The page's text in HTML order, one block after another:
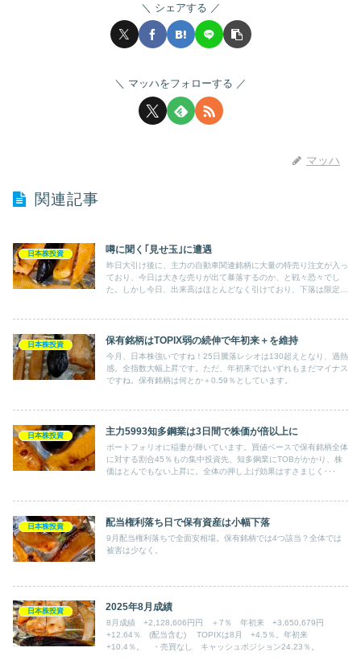
シェアする
マッハをフォローする
マッハ
関連記事
日本株投資 噂に聞く｢見せ玉｣に遭遇
昨日大引け後に、主力の自動車関連銘柄に大量の特売り注文が入っ
ており、今日は大きな売りが出て暴落するのか、と戦々恐々でし
た。しかし今日、出来高はほとんどなく引けており、下落は限定
日本株投資 保有銘柄はTOPIX弱の続伸で年初来＋を維持
今月、日本株強いですね！25日騰落レシオは130超えとなり、過熱
感。全指数大幅上昇です。ただ、年初来ではいずれもまだマイナス
ですね。保有銘柄は何とか＋0.59％としています。
日本株投資 主力5993知多鋼業は3日間で株価が倍以上に
ポートフォリオに稲妻が輝いています。買値ベースで保有銘柄全体
に対する割合45％もの集中投資先、知多鋼業にTOBがかかり、株
価はとんでもない上昇に。全体の押し上げ効果はすさまじく･･･
日本株投資 配当権利落ち日で保有資産は小幅下落
9月配当権利落ちで全面安相場。保有銘柄では4つ該当？全体では
被害は少なく。
日本株投資 2025年8月成績
8月成績 +2,128,606円円 ＋7％ 年初来 +3,650,679円
+12.64％ (配当含む) TOPIXは8月 +4.5％。年初来
+10.4％。 ・売買なし キャッシュポジション24.23％。